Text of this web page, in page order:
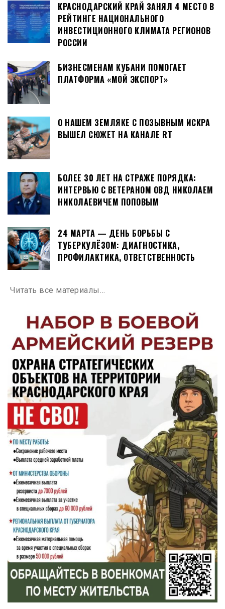
КРАСНОДАРСКИЙ КРАЙ ЗАНЯЛ 4 МЕСТО В
РЕЙТИНГЕ НАЦИОНАЛЬНОГО
ИНВЕСТИЦИОННОГО КЛИМАТА РЕГИОНОВ
РОССИИ
БИЗНЕСМЕНАМ КУБАНИ ПОМОГАЕТ
ПЛАТФОРМА «МОЙ ЭКСПОРТ»
О НАШЕМ ЗЕМЛЯКЕ С ПОЗЫВНЫМ ИСКРА
ВЫШЕЛ СЮЖЕТ НА КАНАЛЕ RT
БОЛЕЕ 30 ЛЕТ НА СТРАЖЕ ПОРЯДКА:
ИНТЕРВЬЮ С ВЕТЕРАНОМ ОВД НИКОЛАЕМ
НИКОЛАЕВИЧЕМ ПОПОВЫМ
24 МАРТА — ДЕНЬ БОРЬБЫ С
ТУБЕРКУЛЁЗОМ: ДИАГНОСТИКА,
ПРОФИЛАКТИКА, ОТВЕТСТВЕННОСТЬ
Читать все материалы…